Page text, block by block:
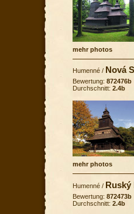
mehr photos
Humenné / Nová
Bewertung: 872476b
Durchschnitt: 2.4b
mehr photos
Humenné / Ruský
Bewertung: 872473b
Durchschnitt: 2.4b